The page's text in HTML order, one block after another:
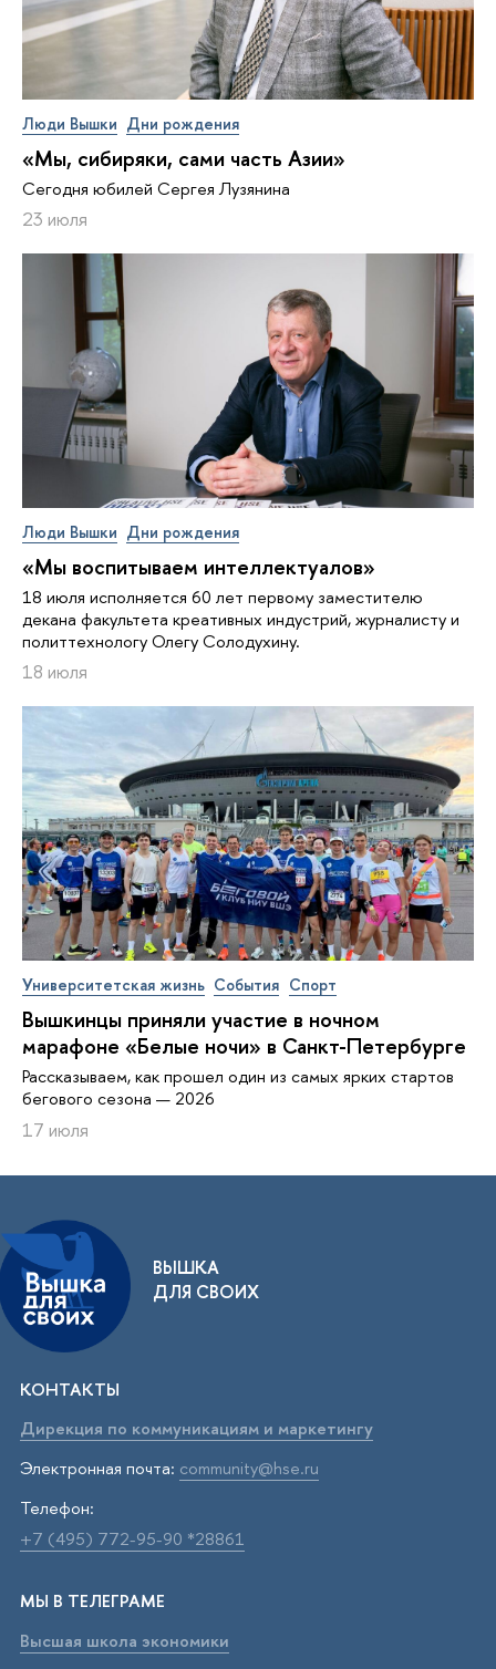
Люди Вышки Дни рождения
«Мы, сибиряки, сами часть Азии»
Сегодня юбилей Сергея Лузянина
23 июля
Люди Вышки Дни рождения
«Мы воспитываем интеллектуалов»
18 июля исполняется 60 лет первому заместителю
декана факультета креативных индустрий, журналисту и
политтехнологу Олегу Солодухину.
18 июля
Университетская жизнь События Спорт
Вышкинцы приняли участие в ночном
марафоне «Белые ночи» в Санкт-Петербурге
Рассказываем, как прошел один из самых ярких стартов
бегового сезона — 2026
17 июля
ВЫШКА
ДЛЯ СВОИХ
КОНТАКТЫ
Дирекция по коммуникациям и маркетингу
Электронная почта: community@hse.ru
Телефон:
+7 (495) 772-95-90 *28861
МЫ В ТЕЛЕГРАМЕ
Высшая школа экономики